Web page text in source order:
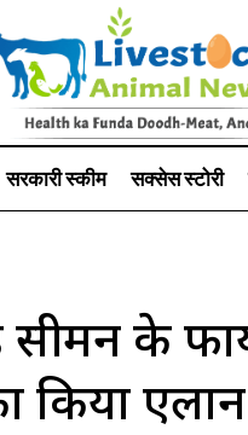
सरकारी स्की‍म सक्सेस स्टो‍री
सीमन के
किया एलान